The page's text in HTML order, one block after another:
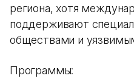
региона, хотя
поддерживают
обществами и
Программы: